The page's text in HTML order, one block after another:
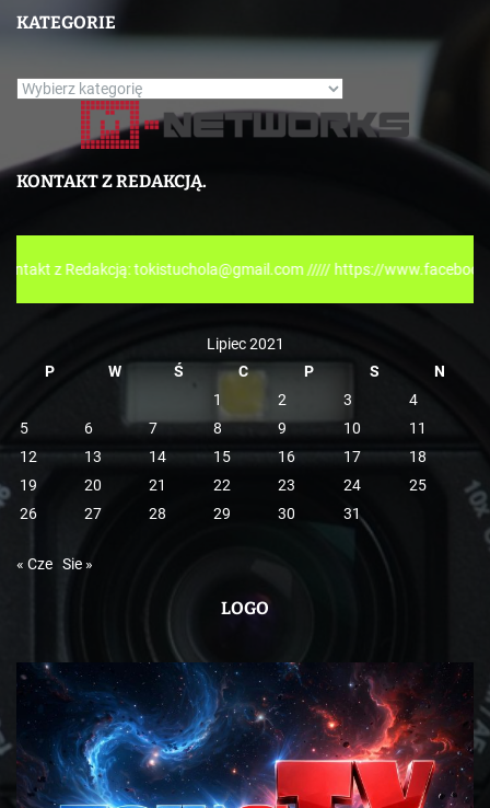
KATEGORIE
K
e
i
e
KONTAKT Z REDAKCJĄ.
tokistuchola@gmail.com ///// https://www.facebook.com/
Lipiec 2021
P
W Ś C P S
N
1
2 3
4
5
6 7 8 9 10
11
12
13 14 15 16 17
18
19
20 21 22 23 24
25
26
27 28 29 30 31
« Cze Sie »
LOGO